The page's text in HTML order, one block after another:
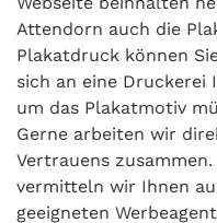
Attendorn auch die
Plakatdruck können
sich an eine Druckerei
um das Plakatmotiv
Gerne arbeiten wir
Vertrauens
vermitteln wir Ihnen
geeigneten